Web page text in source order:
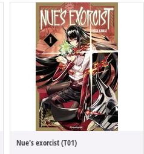
Nue's exorcist (T01)